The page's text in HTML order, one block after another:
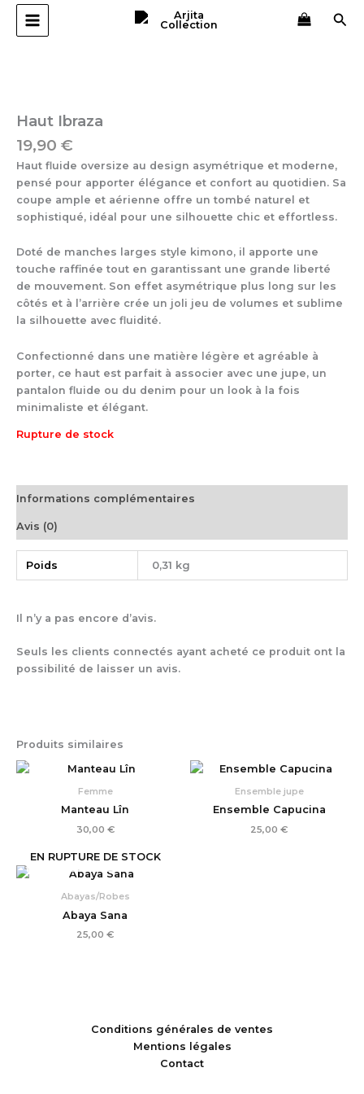
Aller
Haut Ibraza
19,90 €
Haut fluide oversize au design asymétrique et moderne,
pensé pour apporter élégance et confort au quotidien. Sa
coupe ample et aérienne offre un tombé naturel et
sophistiqué, idéal pour une silhouette chic et effortless.
Doté de manches larges style kimono, il apporte une
touche raffinée tout en garantissant une grande liberté
de mouvement. Son effet asymétrique plus long sur les
côtés et à l’arrière crée un joli jeu de volumes et sublime
la silhouette avec fluidité.
Confectionné dans une matière légère et agréable à
porter, ce haut est parfait à associer avec une jupe, un
pantalon fluide ou du denim pour un look à la fois
minimaliste et élégant.
Rupture de stock
Informations complémentaires
Avis (0)
Poids 0,31 kg
Il n’y a pas encore d’avis.
Seuls les clients connectés ayant acheté ce produit ont la
possibilité de laisser un avis.
Produits similaires
Femme
Manteau Lîn
30,00 €
Ensemble jupe
Ensemble Capucina
25,00 €
EN RUPTURE DE STOCK
Abayas/Robes
Abaya Sana
25,00 €
Conditions générales de ventes
Mentions légales
Contact